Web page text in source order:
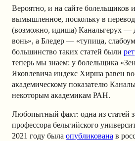
Вероятно, и на сайте болельщиков
вымышленное, поскольку в
(возможно, идиша) Канальгерух —
вонь», а Бледер — «тупица,
большинство таких статей были
теперь мы знаем: у болельщика
Яковлевича индекс Хирша равен
академическому показателю
некоторым академикам РАН.
Любопытный факт: одна из статей
профессора бельгийского
2021 году была опубликована в